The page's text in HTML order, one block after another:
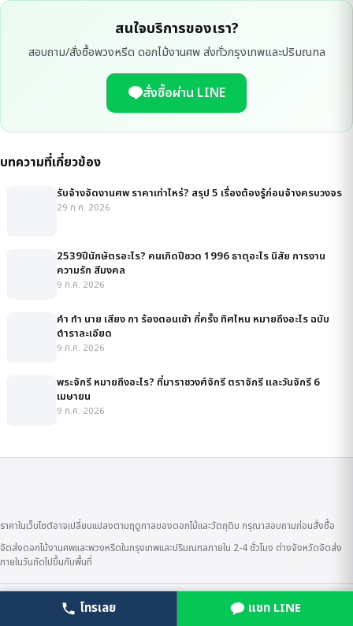
สนใจบริการของเรา?
สอบถาม/สั่งซื้อพวงหรีด ดอกไม้งานศพ ส่งทั่วกรุงเทพและปริมณฑล
สั่งซื้อผ่าน LINE
บทความที่เกี่ยวข้อง
รับจ้างจัดงานศพ ราคาเท่าไหร่? สรุป 5 เรื่องต้องรู้ก่อนจ้างครบวงจร
29 ก.ค. 2026
2539ปีนักษัตรอะไร? คนเกิดปีชวด 1996 ธาตุอะไร นิสัย การงาน
ความรัก สีมงคล
9 ก.ค. 2026
คํา ทํา นาย เสียง กา ร้องตอนเช้า กี่ครั้ง ทิศไหน หมายถึงอะไร ฉบับ
ตำราละเอียด
9 ก.ค. 2026
พระจักรี หมายถึงอะไร? ที่มาราชวงศ์จักรี ตราจักรี และวันจักรี 6
เมษายน
9 ก.ค. 2026
ราคาในเว็บไซต์อาจเปลี่ยนแปลงตามฤดูกาลของดอกไม้และวัตถุดิบ กรุณาสอบถามก่อนสั่งซื้อ
จัดส่งดอกไม้งานศพและพวงหรีดในกรุงเทพและปริมณฑลภายใน 2-4 ชั่วโมง ต่างจังหวัดจัดส่ง
ภายในวันถัดไปขึ้นกับพื้นที่
โทรเลย LINE สั่งเลย
โทรเลย แชท LINE